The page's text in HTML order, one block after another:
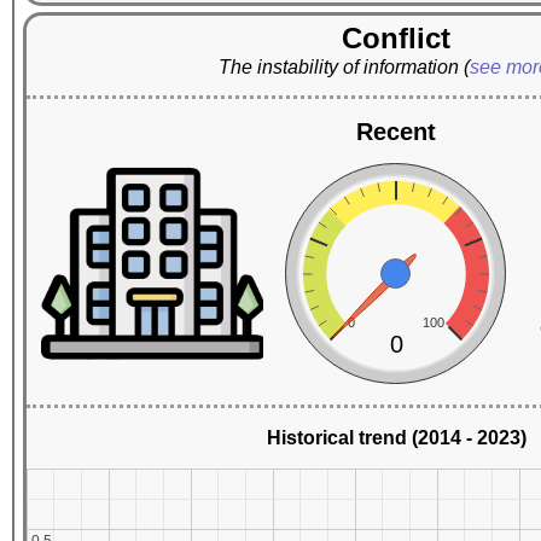
Conflict
The instability of information (see
Recent
0 100
0
Historical trend (2014 - 2023)